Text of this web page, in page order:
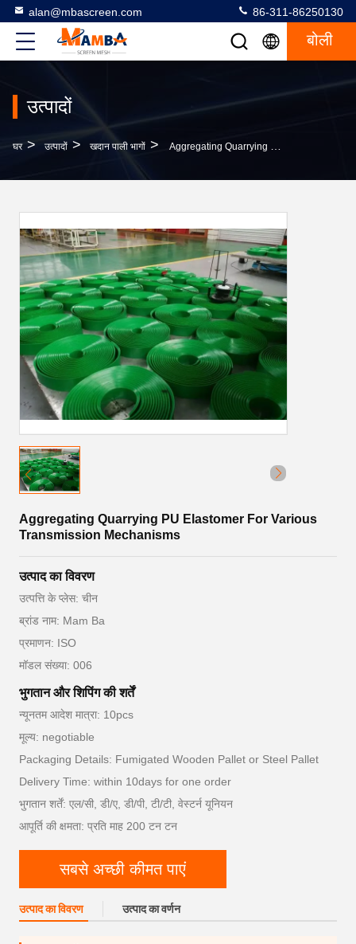
alan@mbascreen.com 86-311-86250130
बोली
उत्पादों
घर > उत्पादों > खदान पाली भागों > Aggregating Quarrying PU Elastomer For Various Transmission Mechanisms
Aggregating Quarrying PU Elastomer For Various
Transmission Mechanisms
उत्पाद का विवरण
उत्पत्ति के प्लेस: चीन
ब्रांड नाम: Mam Ba
प्रमाणन: ISO
मॉडल संख्या: 006
भुगतान और शिपिंग की शर्तें
न्यूनतम आदेश मात्रा: 10pcs
मूल्य: negotiable
Packaging Details: Fumigated Wooden Pallet or Steel Pallet
Delivery Time: within 10days for one order
भुगतान शर्तें: एल/सी, डी/ए, डी/पी, टी/टी, वेस्टर्न यूनियन
आपूर्ति की क्षमता: प्रति माह 200 टन टन
सबसे अच्छी कीमत पाएं
उत्पाद का विवरण उत्पाद का वर्णन